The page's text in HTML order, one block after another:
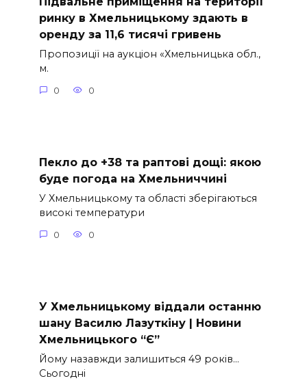
ринку в Хмельницькому здають в
оренду за 11,6 тисячі гривень
Пропозиції на аукціон «Хмельницька обл.,
м.
0 0
Пекло до +38 та раптові дощі: якою
буде погода на Хмельниччині
У Хмельницькому та області зберігаються
високі температури
0 0
У Хмельницькому віддали останню
шану Василю Лазуткіну | Новини
Хмельницького “Є”
Йому назавжди залишиться 49 років…
Сьогодні